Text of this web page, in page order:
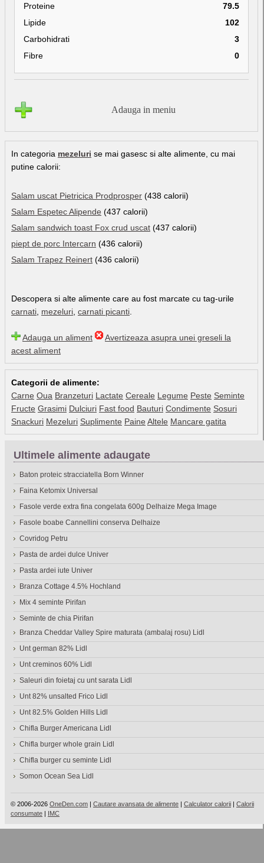
Proteine
79.5
Lipide
102
Carbohidrati
3
Fibre
0
Adauga in meniu
In categoria mezeluri se mai gasesc si alte alimente, cu mai
putine calorii:
Salam uscat Pietricica Prodprosper (438 calorii)
Salam Espetec Alipende (437 calorii)
Salam sandwich toast Fox crud uscat (437 calorii)
piept de porc Intercarn (436 calorii)
Salam Trapez Reinert (436 calorii)
Descopera si alte alimente care au fost marcate cu tag-urile
carnati mezeluri carnati picanti
Adauga un aliment
Avertizeaza asupra unei greseli la
acest aliment
Categorii de alimente:
Carne Oua Branzeturi Lactate Cereale Legume Peste Seminte
Fructe Grasimi Dulciuri Fast food Bauturi Condimente Sosuri
Snackuri Mezeluri Suplimente Paine Altele Mancare gatita
Ultimele alimente adaugate
Baton proteic stracciatella Born Winner
Faina Ketomix Universal
Fasole verde extra fina congelata 600g Delhaize Mega Image
Fasole boabe Cannellini conserva Delhaize
Covridog Petru
Pasta de ardei dulce Univer
Pasta ardei iute Univer
Branza Cottage 4.5% Hochland
Mix 4 seminte Pirifan
Seminte de chia Pirifan
Branza Cheddar Valley Spire maturata (ambalaj rosu) Lidl
Unt german 82% Lidl
Unt creminos 60% Lidl
Saleuri din foietaj cu unt sarata Lidl
Unt 82% unsalted Frico Lidl
Unt 82.5% Golden Hills Lidl
Chifla Burger Americana Lidl
Chifla burger whole grain Lidl
Chifla burger cu seminte Lidl
Somon Ocean Sea Lidl
© 2006-2026 OneDen.com | Cautare avansata de alimente | Calculator calorii | Calorii
consumate | IMC